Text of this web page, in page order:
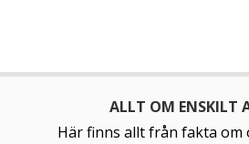
ALLT OM ENSKILT
Här finns allt från fakta om